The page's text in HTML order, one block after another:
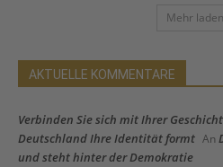
Mehr laden
AKTUELLE KOMMENTARE
Verbinden Sie sich mit Ihrer
Deutschland Ihre Identität formt An
und steht hinter der Demokratie